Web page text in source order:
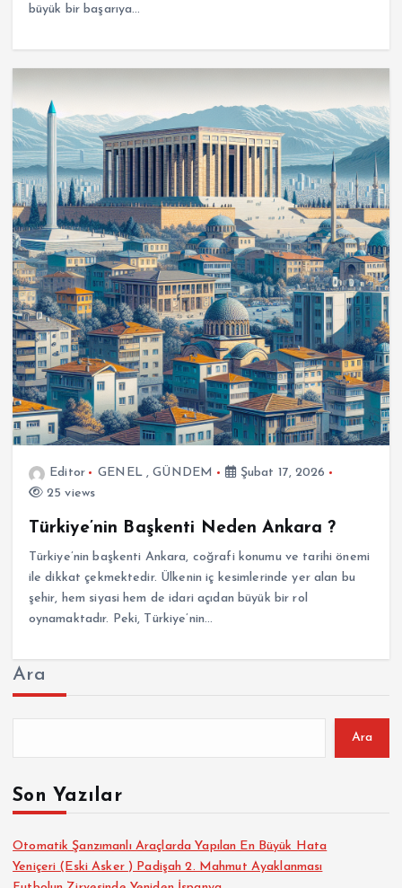
büyük bir başarıya…
Editor GENEL,GÜNDEM
Şubat 17, 2026
25 views
Türkiye’nin Başkenti Neden Ankara ?
Türkiye’nin başkenti Ankara, coğrafi konumu ve tarihi önemi
ile dikkat çekmektedir. Ülkenin iç kesimlerinde yer alan bu
şehir, hem siyasi hem de idari açıdan büyük bir rol
oynamaktadır. Peki, Türkiye’nin…
Ara
Ara
Son Yazılar
Otomatik Şanzımanlı Araçlarda Yapılan En Büyük Hata
Yeniçeri (Eski Asker ) Padişah 2. Mahmut Ayaklanması